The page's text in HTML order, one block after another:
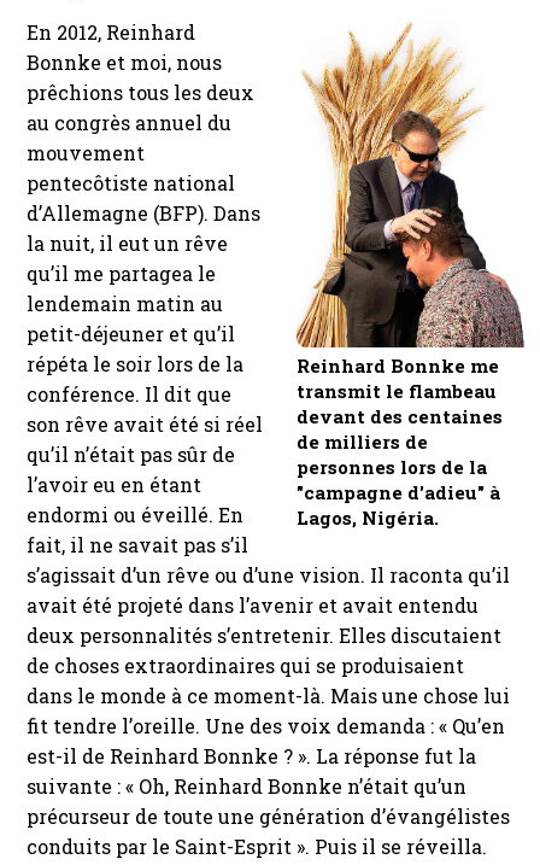
Reinhard Bonnke me
transmit le flambeau
devant des centaines
de milliers de
personnes lors de la
"campagne d'adieu" à
Lagos, Nigéria.
En 2012, Reinhard
Bonnke et moi, nous
prêchions tous les deux
au congrès annuel du
mouvement
pentecôtiste national
d’Allemagne (BFP). Dans
la nuit, il eut un rêve
qu’il me partagea le
lendemain matin au
petit-déjeuner et qu’il
répéta le soir lors de la
conférence. Il dit que
son rêve avait été si réel
qu’il n’était pas sûr de
l’avoir eu en étant
endormi ou éveillé. En
fait, il ne savait pas s’il
s’agissait d’un rêve ou d’une vision. Il raconta qu’il
avait été projeté dans l’avenir et avait entendu
deux personnalités s’entretenir. Elles discutaient
de choses extraordinaires qui se produisaient
dans le monde à ce moment-là. Mais une chose lui
fit tendre l’oreille. Une des voix demanda : « Qu’en
est-il de Reinhard Bonnke ? ». La réponse fut la
suivante : « Oh, Reinhard Bonnke n’était qu’un
précurseur de toute une génération d’évangélistes
conduits par le Saint-Esprit ». Puis il se réveilla.